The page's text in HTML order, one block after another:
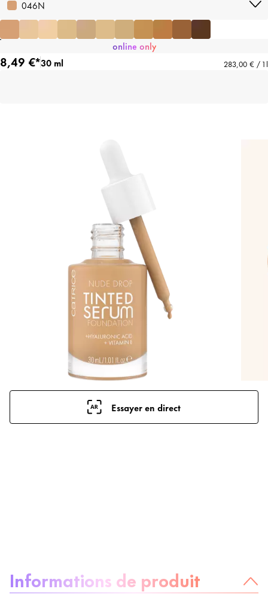
046N
online only
8,49 €*30 ml 283,00 € / 1 l
Essayer en direct
Informations de produit